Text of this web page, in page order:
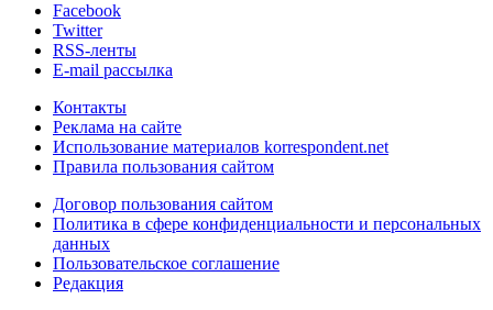
Facebook
Twitter
RSS-ленты
E-mail рассылка
Контакты
Реклама на сайте
Использование материалов korrespondent.net
Правила пользования сайтом
Договор пользования сайтом
Политика в сфере конфиденциальности и персональных
данных
Пользовательское соглашение
Редакция